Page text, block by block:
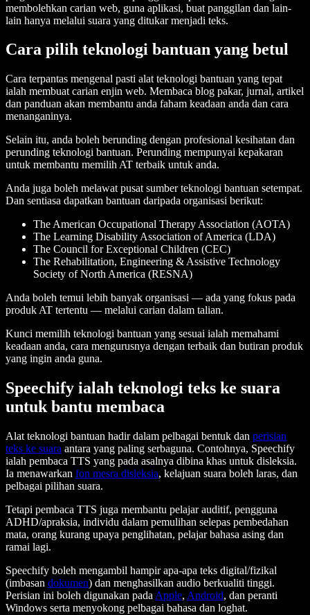
membolehkan carian web, guna aplikasi, buat panggilan dan lain-
lain hanya melalui suara yang ditukar menjadi teks.
Cara pilih teknologi bantuan yang betul
Cara terpantas mengenal pasti alat teknologi bantuan yang tepat
ialah membuat carian enjin web. Membaca blog pakar, jurnal, artikel
dan panduan akan membantu anda faham keadaan anda dan cara
menanganinya.
Selain itu, anda boleh berunding dengan profesional kesihatan dan
perunding teknologi bantuan. Perunding mempunyai kepakaran
untuk membantu memilih AT terbaik untuk anda.
Anda juga boleh melawat pusat sumber teknologi bantuan setempat.
Dan sentiasa dapatkan bantuan daripada organisasi berikut:
The American Occupational Therapy Association (AOTA)
The Learning Disability Association of America (LDA)
The Council for Exceptional Children (CEC)
The Rehabilitation, Engineering & Assistive Technology
Society of North America (RESNA)
Anda boleh temui lebih banyak organisasi — ada yang fokus pada
produk AT tertentu — melalui carian dalam talian.
Kunci memilih teknologi bantuan yang sesuai ialah memahami
keadaan anda, cara mengurusnya dengan terbaik dan butiran produk
yang ingin anda guna.
Speechify ialah teknologi teks ke suara
untuk bantu membaca
Alat teknologi bantuan hadir dalam pelbagai bentuk dan perisian
teks ke suara antara yang paling serbaguna. Contohnya, Speechify
ialah pembaca TTS yang pada asalnya dibina khas untuk disleksia.
Ia menawarkan fon mesra disleksia, kelajuan suara boleh laras, dan
pelbagai pilihan suara.
Tetapi pembaca TTS juga membantu pelajar auditif, pengguna
ADHD/apraksia, individu dalam pemulihan selepas pembedahan
mata, orang kurang upaya penglihatan, pelajar bahasa asing dan
ramai lagi.
Speechify boleh mengambil hampir apa-apa teks digital/fizikal
(imbasan dokumen) dan menghasilkan audio berkualiti tinggi.
Perisian ini boleh digunakan pada Apple, Android, dan peranti
Windows serta menyokong pelbagai bahasa dan loghat.